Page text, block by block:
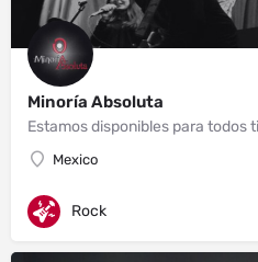
Minoría Absoluta
Estamos disponibles para todos
Mexico
Rock